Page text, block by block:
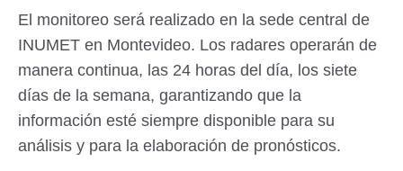
El monitoreo será realizado en la sede central de
INUMET en Montevideo. Los radares operarán de
manera continua, las 24 horas del día, los siete
días de la semana, garantizando que la
información esté siempre disponible para su
análisis y para la elaboración de pronósticos.